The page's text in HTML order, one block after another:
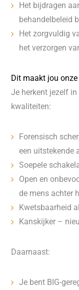
Het bijdragen
behandelbeleid
Het zorgvuldig
het verzorgen
Dit maakt jou
Je herkent jezelf
kwaliteiten:
Forensisch
een uitstekende
Soepele
Open en
de mens achter
Kwetsbaarheid
Kanskijker –
Daarnaast:
Je bent BIG-